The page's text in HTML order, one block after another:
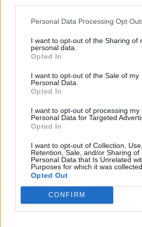
Personal Data Processing Opt
I want to opt-out of the Sharing of
personal data.
Opted In
I want to opt-out of the Sale of my
Personal Data.
Opted In
I want to opt-out of processing my
Personal Data for Targeted
Opted In
I want to opt-out of Collection, Use,
Retention, Sale, and/or Sharing of
Personal Data that Is Unrelated
Purposes for which it was collected.
Opted Out
CONFIRM
Koníčky a zájmy
Kategorií:0
Kultura, umění a filozofie
Kategorií:
Láska, vztahy a sex
Kategorií:0
Diskuzí:54
Náboženství